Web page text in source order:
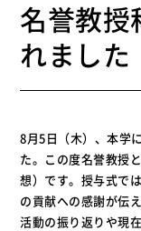
名誉教授
れました
8月5日（木）、本学
た。この度名誉教授
想）です。授与式で
の貢献への感謝が伝
活動の振り返りや現